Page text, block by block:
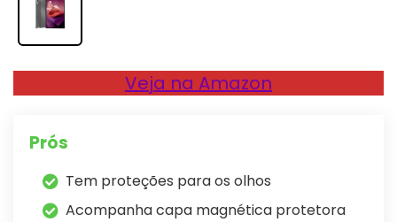
Veja na Amazon
Prós
Tem proteções para os olhos
Acompanha capa magnética protetora